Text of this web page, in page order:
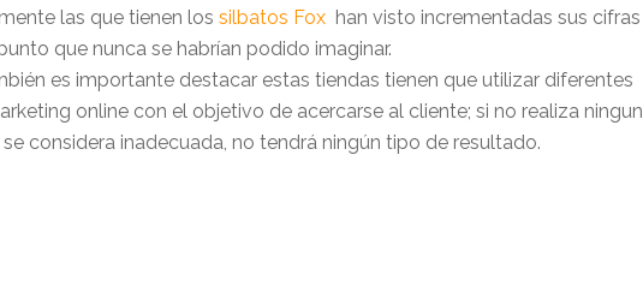
las que tienen los silbatos Fox han visto incrementadas sus
que nunca se habrían podido imaginar.
es importante destacar estas tiendas tienen que utilizar diferentes
online con el objetivo de acercarse al cliente; si no realiza
considera inadecuada, no tendrá ningún tipo de resultado.